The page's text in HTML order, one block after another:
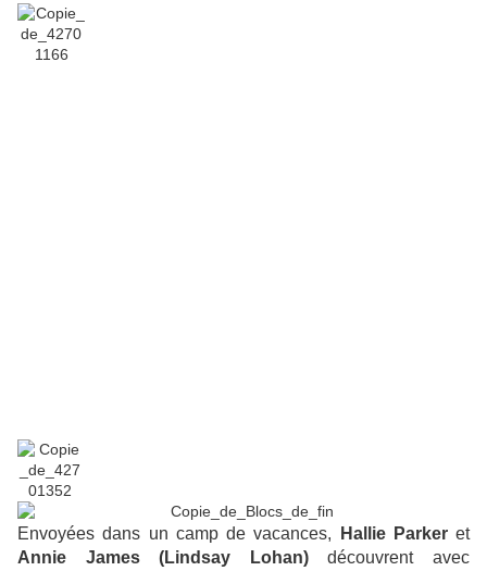
Envoyées dans un camp de vacances, Hallie Parkeret
Annie James (Lindsay Lohan)découvrent avec